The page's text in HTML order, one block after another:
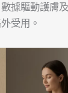
據驅動護膚
受用。